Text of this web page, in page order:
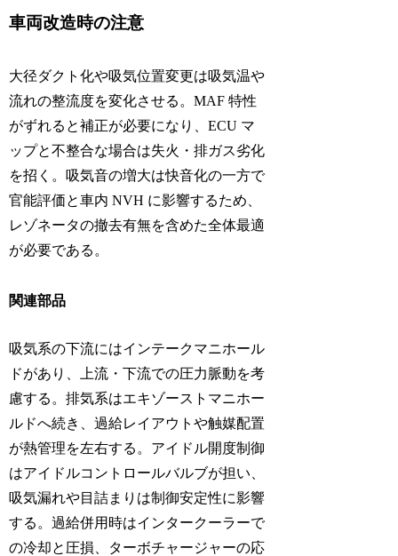
車両改造時の注意
大径ダクト化や吸気位置変更は吸気温や
流れの整流度を変化させる。MAF 特性
がずれると補正が必要になり、ECU マ
ップと不整合な場合は失火・排ガス劣化
を招く。吸気音の増大は快音化の一方で
官能評価と車内 NVH に影響するため、
レゾネータの撤去有無を含めた全体最適
が必要である。
関連部品
吸気系の下流にはインテークマニホール
ドがあり、上流・下流での圧力脈動を考
慮する。排気系はエキゾーストマニホー
ルドへ続き、過給レイアウトや触媒配置
が熱管理を左右する。アイドル開度制御
はアイドルコントロールバルブが担い、
吸気漏れや目詰まりは制御安定性に影響
する。過給併用時はインタークーラーで
の冷却と圧損、ターボチャージャーの応